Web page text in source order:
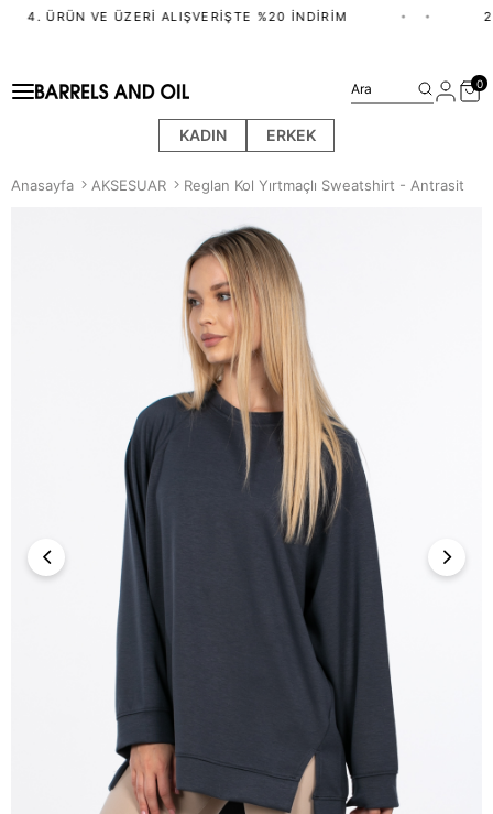
4. ÜRÜN VE ÜZERI ALIŞVERIŞTE %20 İNDIRIM
KADIN ERKEK
Ara 0
Anasayfa AKSESUAR Reglan Kol Yırtmaçlı Sweatshirt - Antrasit